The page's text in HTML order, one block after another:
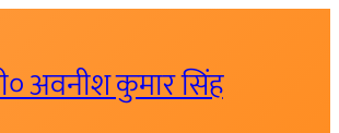
अवनीश कुमार सिंह